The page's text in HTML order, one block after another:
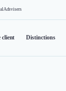
Adsvisers
client Distinctions